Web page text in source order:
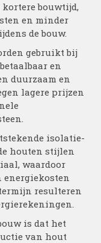
kortere bouwtijd,
en minder
de bouw.
gebruikt bij
en
duurzaam en
lagere prijzen
isolatie-
houten stijlen
waardoor
energiekosten
resulteren
is dat het
van hout